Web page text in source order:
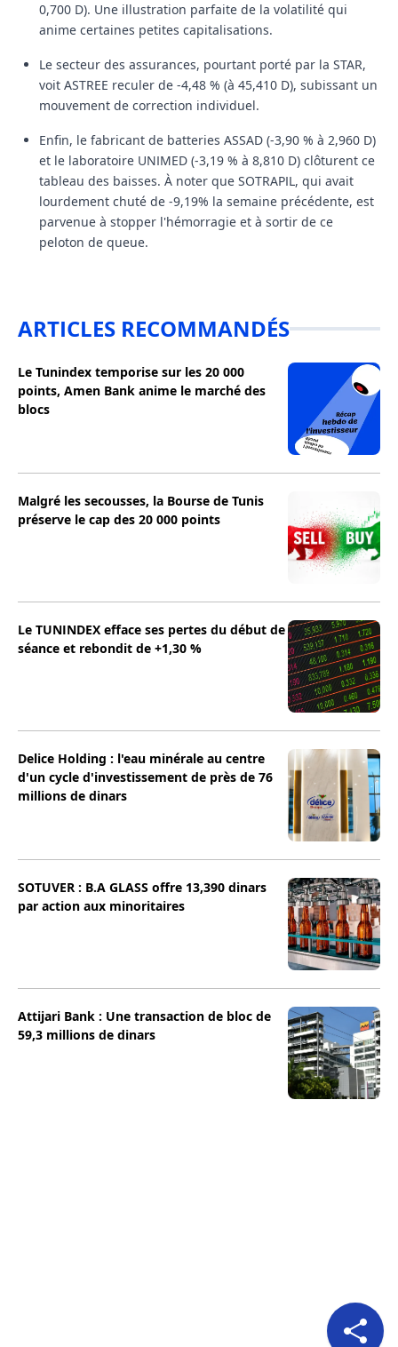
0,700 D). Une illustration parfaite de la volatilité qui
anime certaines petites capitalisations.
Le secteur des assurances, pourtant porté par la STAR,
voit ASTREE reculer de -4,48 % (à 45,410 D), subissant un
mouvement de correction individuel.
Enfin, le fabricant de batteries ASSAD (-3,90 % à 2,960 D)
et le laboratoire UNIMED (-3,19 % à 8,810 D) clôturent ce
tableau des baisses. À noter que SOTRAPIL, qui avait
lourdement chuté de -9,19% la semaine précédente, est
parvenue à stopper l'hémorragie et à sortir de ce
peloton de queue.
ARTICLES RECOMMANDÉS
Le Tunindex temporise sur les 20 000
points, Amen Bank anime le marché des
blocs
Malgré les secousses, la Bourse de Tunis
préserve le cap des 20 000 points
Le TUNINDEX efface ses pertes du début de
séance et rebondit de +1,30 %
Delice Holding : l'eau minérale au centre
d'un cycle d'investissement de près de 76
millions de dinars
SOTUVER : B.A GLASS offre 13,390 dinars
par action aux minoritaires
Attijari Bank : Une transaction de bloc de
59,3 millions de dinars